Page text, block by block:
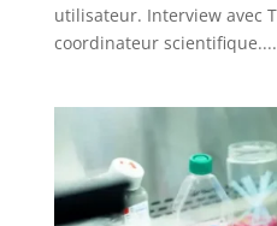
utilisateur. Interview avec
coordinateur scientifique....